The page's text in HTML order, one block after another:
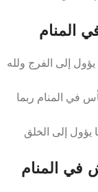
المنام
إلى الفرج ولله
في المنام ربما
يؤول إلى الخلق
في المنام